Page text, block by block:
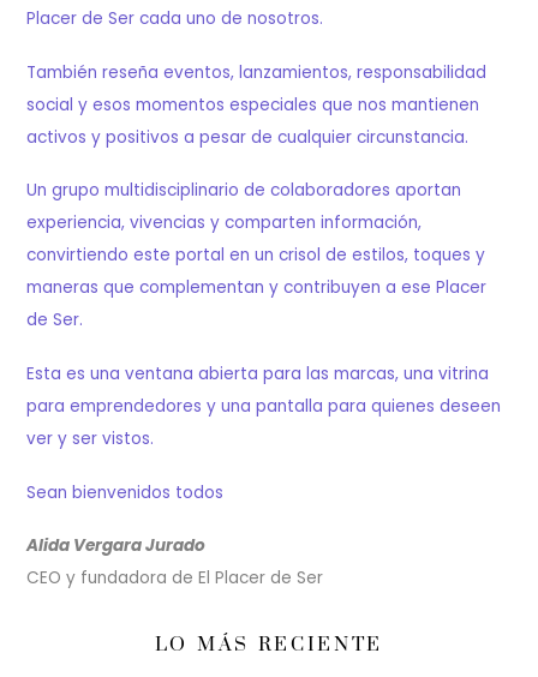
Placer de Ser cada uno de nosotros.
También reseña eventos, lanzamientos, responsabilidad
social y esos momentos especiales que nos mantienen
activos y positivos a pesar de cualquier circunstancia.
Un grupo multidisciplinario de colaboradores aportan
experiencia, vivencias y comparten información,
convirtiendo este portal en un crisol de estilos, toques y
maneras que complementan y contribuyen a ese Placer
de Ser.
Esta es una ventana abierta para las marcas, una vitrina
para emprendedores y una pantalla para quienes deseen
ver y ser vistos.
Sean bienvenidos todos
Alida Vergara Jurado
CEO y fundadora de El Placer de Ser
LO MÁS RECIENTE